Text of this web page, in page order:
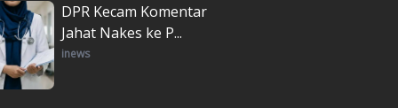
DPR Kecam Komentar
Jahat Nakes ke P...
inews